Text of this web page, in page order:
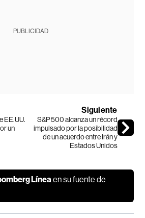
PUBLICIDAD
EE.UU.
un
Siguiente
S&P 500 alcanza un récord
impulsado por la posibilidad
de un acuerdo entre Irán y
Estados Unidos
Línea en su fuente de